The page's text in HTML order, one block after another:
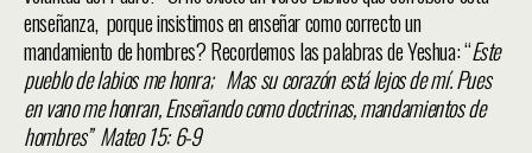
enseñanza, porque insistimos en enseñar como correcto un
mandamiento de hombres? Recordemos las palabras de Yeshua: “Este
pueblo de labios me honra; Mas su corazón está lejos de mí. Pues
en vano me honran, Enseñando como doctrinas, mandamientos de
hombres” Mateo 15: 6-9